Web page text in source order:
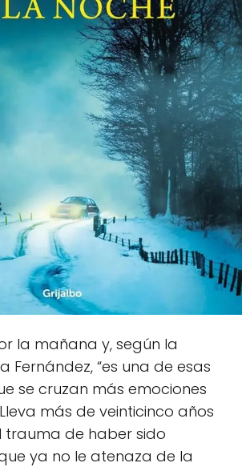
la mañana y, según la
Fernández, “es una de esas
se cruzan más emociones
más de veinticinco años
trauma de haber sido
ya no le atenaza de la